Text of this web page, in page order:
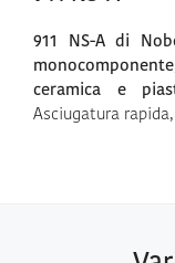
911 NS-A di
monocomponente
ceramica e
Asciugatura